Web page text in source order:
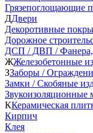
Грязепоглощающие
ДДвери
Декоротивные
Дорожное
ДСП / ДВП / Фанера,
ЖЖелезобетонные
ЗЗаборы /
Замки / Скобяные
Звукоизоляционные
ККерамическая
Кирпич
Клея